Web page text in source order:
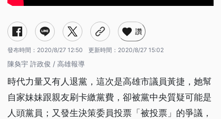
讚
發布時間： 2020/8/27 12:50 更新時間： 2020/8/27 15:02
陳奐宇 許政俊 / 高雄報導
時代力量又有人退黨，這次是高雄市議員黃捷，她幫
自家妹妹跟親友刷卡繳黨費，卻被黨中央質疑可能是
人頭黨員；又發生決策委員投票「被投票」的爭議，